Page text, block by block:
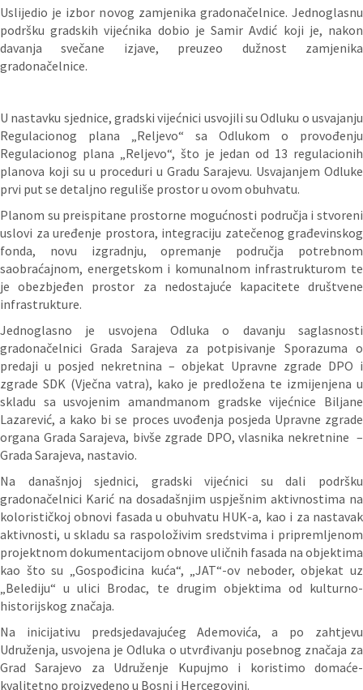
Uslijedio je izbor novog zamjenika gradonačelnice. Jednoglasnu
podršku gradskih vijećnika dobio je Samir Avdić koji je, nakon
davanja svečane izjave, preuzeo dužnost zamjenika
gradonačelnice.
U nastavku sjednice, gradski vijećnici usvojili su Odluku o usvajanju
Regulacionog plana „Reljevo“ sa Odlukom o provođenju
Regulacionog plana „Reljevo“, što je jedan od 13 regulacionih
planova koji su u proceduri u Gradu Sarajevu. Usvajanjem Odluke
prvi put se detaljno reguliše prostor u ovom obuhvatu.
Planom su preispitane prostorne mogućnosti područja i stvoreni
uslovi za uređenje prostora, integraciju zatečenog građevinskog
fonda, novu izgradnju, opremanje područja potrebnom
saobraćajnom, energetskom i komunalnom infrastrukturom te
je obezbjeđen prostor za nedostajuće kapacitete društvene
infrastrukture.
Jednoglasno je usvojena Odluka o davanju saglasnosti
gradonačelnici Grada Sarajeva za potpisivanje Sporazuma o
predaji u posjed nekretnina – objekat Upravne zgrade DPO i
zgrade SDK (Vječna vatra), kako je predložena te izmijenjena u
skladu sa usvojenim amandmanom gradske vijećnice Biljane
Lazarević, a kako bi se proces uvođenja posjeda Upravne zgrade
organa Grada Sarajeva, bivše zgrade DPO, vlasnika nekretnine –
Grada Sarajeva, nastavio.
Na današnjoj sjednici, gradski vijećnici su dali podršku
gradonačelnici Karić na dosadašnjim uspješnim aktivnostima na
kolorističkoj obnovi fasada u obuhvatu HUK-a, kao i za nastavak
aktivnosti, u skladu sa raspoloživim sredstvima i pripremljenom
projektnom dokumentacijom obnove uličnih fasada na objektima
kao što su „Gospođicina kuća“, „JAT“-ov neboder, objekat uz
„Belediju“ u ulici Brodac, te drugim objektima od kulturno-
historijskog značaja.
Na inicijativu predsjedavajućeg Ademovića, a po zahtjevu
Udruženja, usvojena je Odluka o utvrđivanju posebnog značaja za
Grad Sarajevo za Udruženje Kupujmo i koristimo domaće-
kvalitetno proizvedeno u Bosni i Hercegovini.